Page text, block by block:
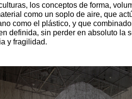
los conceptos de forma,
como un soplo de aire, que
como el plástico, y que
definida, sin perder en absoluto la
y fragilidad.